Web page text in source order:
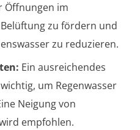
Öffnungen im
zu fördern und
zu reduzieren.
Ein ausreichendes
um Regenwasser
Neigung von
empfohlen.